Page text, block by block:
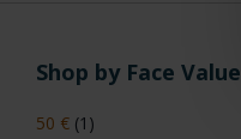
Shop by Face Value
50 € (1)